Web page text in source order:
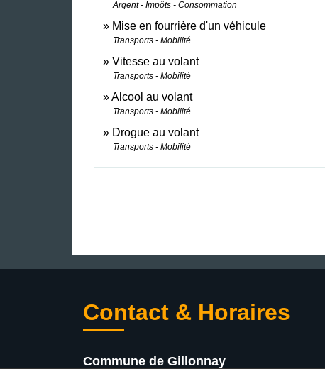
Argent - Impôts - Consommation
Mise en fourrière d'un véhicule
Transports - Mobilité
Vitesse au volant
Transports - Mobilité
Alcool au volant
Transports - Mobilité
Drogue au volant
Transports - Mobilité
Contact & Horaires
Commune de Gillonnay